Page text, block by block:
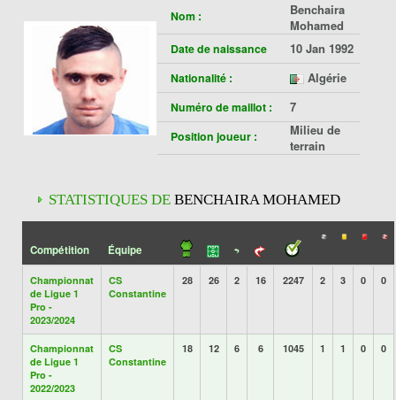
Nom :
Benchaira
Mohamed
Date de naissance 10 Jan 1992
Nationalité : Algérie
Numéro de maillot : 7
Position joueur :
Milieu de
terrain
STATISTIQUES DE BENCHAIRA MOHAMED
Compétition Équipe
Championnat
de Ligue 1
Pro -
2023/2024
CS
Constantine
28 26 2 16 2247 2 3 0 0
Championnat
de Ligue 1
Pro -
2022/2023
CS
Constantine
18 12 6 6 1045 1 1 0 0